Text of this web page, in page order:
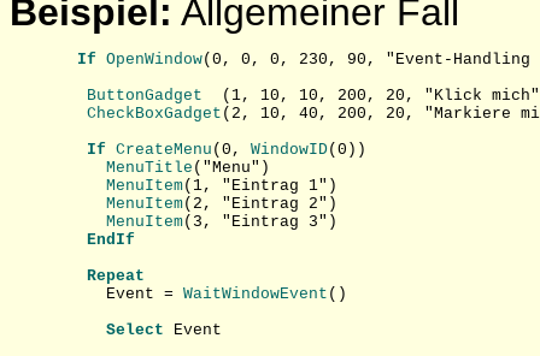
Beispiel: Allgemeiner Fall
If OpenWindow(0, 0, 0, 230, 90, "Event-
   ButtonGadget
   CheckBoxGadget
(2, 10, 40, 200, 20, "Markiere
If CreateMenu (0, WindowID
     MenuTitle
     MenuItem
     MenuItem
     MenuItem
(3, "Eintrag 3")
EndIf
Repeat
     Event =
WaitWindowEvent ()
Select Event